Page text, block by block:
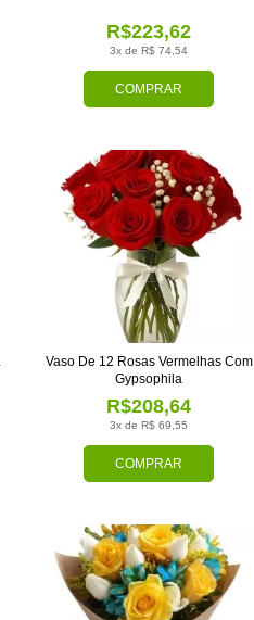
COMPRAR
3x de R$ 74,54
R$223,62
COMPRAR
3x de R$ 69,55
R$208,64
Vaso De 12 Rosas Vermelhas Com
Gypsophila